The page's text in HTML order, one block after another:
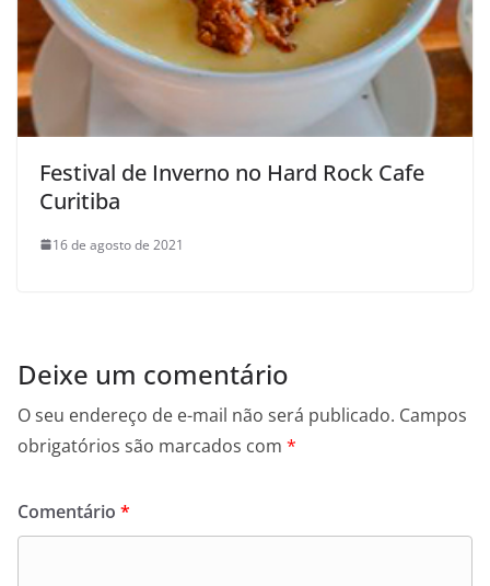
Festival de Inverno no Hard Rock Cafe
Curitiba
16 de agosto de 2021
Deixe um comentário
O seu endereço de e-mail não será publicado. Campos
obrigatórios são marcados com *
Comentário *